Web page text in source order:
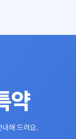
약
해 드려요.